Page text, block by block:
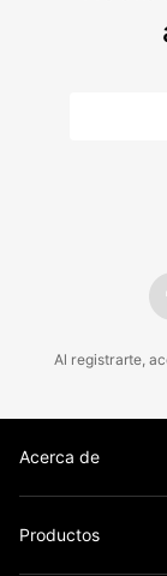
Al registrarte,
Acerca de
Productos